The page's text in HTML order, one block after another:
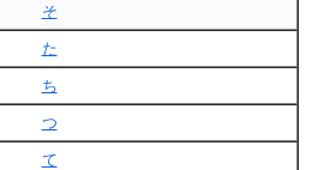
そ
た
ち
つ
て